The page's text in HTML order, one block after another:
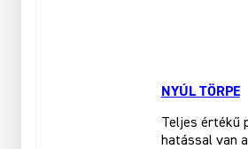
NYÚL TÖRPE
Teljes értékű
hatással van